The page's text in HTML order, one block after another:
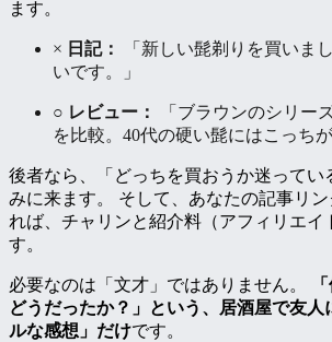
ます。
× 日記：
「新しい髭剃りを買いま
いです。」
○ レビュー：
「ブラウンのシリー
を比較。40代の硬い髭にはこっち
後者なら、「どっちを買おうか迷ってい
みに来ます。 そして、あなたの記事リ
れば、チャリンと紹介料（アフィリエイ
す。
必要なのは「文才」ではありません。
どうだったか？」という、居酒屋で友人
ルな感想」だけです。